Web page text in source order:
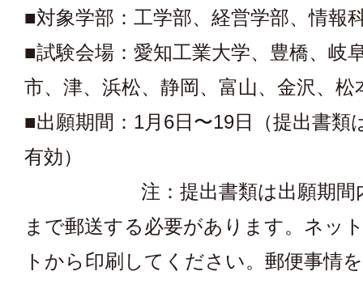
■対象学部：工学部、経営学部、情報
■試験会場：愛知工業大学、豊橋、岐
市、津、浜松、静岡、富山、金沢、松
■出願期間：1月6日〜19日（提出書類
有効）
注：提出書類は出願期間内
まで郵送する必要があります。ネッ
トから印刷してください。郵便事情